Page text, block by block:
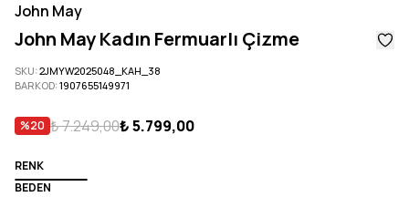
John May
John May Kadın Fermuarlı Çizme
SKU:2JMYW2025048_KAH_38
BARKOD:1907655149971
%20 ₺ 7.249,00₺ 5.799,00
RENK
BEDEN